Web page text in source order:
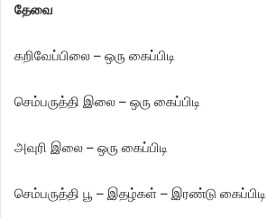
தேவை
கறிவேப்பிலை – ஒரு கைப்பிடி
செம்பருத்தி இலை – ஒரு கைப்பிடி
அவுரி இலை – ஒரு கைப்பிடி
செம்பருத்தி பூ – இதழ்கள் – இரண்டு கைப்பிடி